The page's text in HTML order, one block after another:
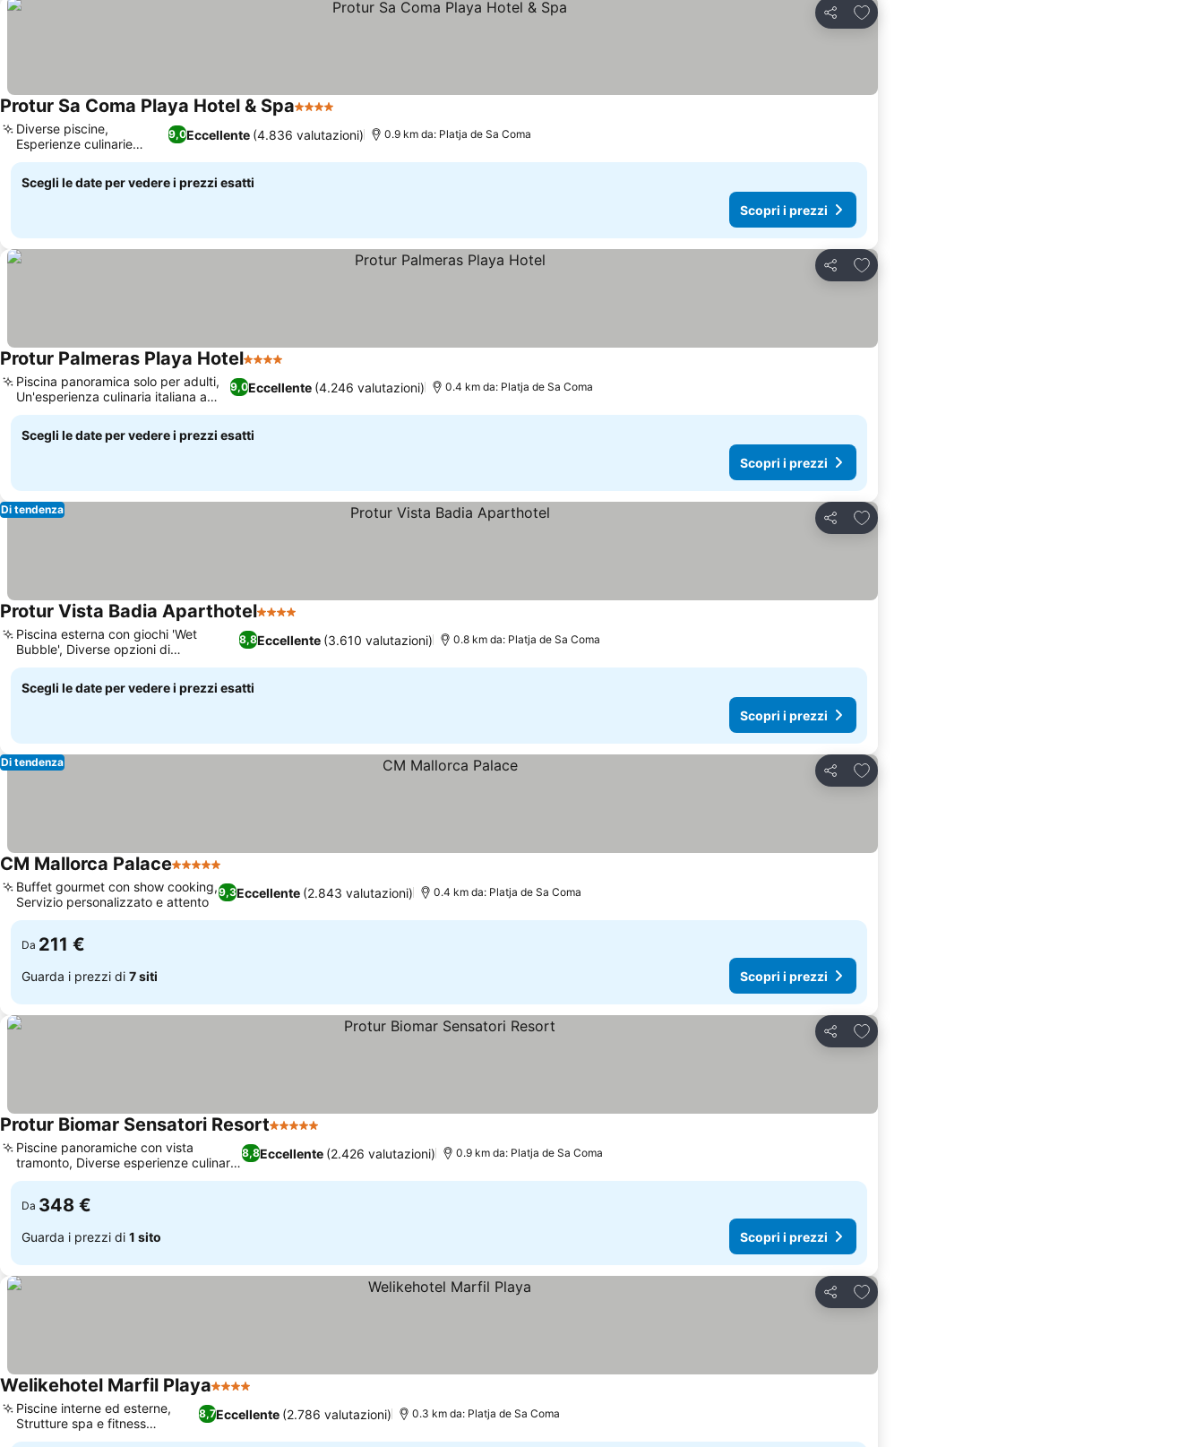
Condividi
Aggiungi ai preferiti
Protur Sa Coma Playa Hotel & Spa4 Stelle
9,0Eccellente (4.836 valutazioni)
Diverse piscine,
Esperienze culinarie
variegate
0.9 km da: Platja de Sa Coma
Scegli le date per vedere i prezzi esatti
Scopri i prezzi
Condividi
Aggiungi ai preferiti
Protur Palmeras Playa Hotel4 Stelle
9,0Eccellente (4.246 valutazioni)
Piscina panoramica solo per adulti,
Un'esperienza culinaria italiana a
tema
0.4 km da: Platja de Sa Coma
Scegli le date per vedere i prezzi esatti
Scopri i prezzi
Condividi
Aggiungi ai preferiti
Di tendenza
Protur Vista Badia Aparthotel4 Stelle
8,8Eccellente (3.610 valutazioni)
Piscina esterna con giochi 'Wet
Bubble', Diverse opzioni di
ristorazione a tema
0.8 km da: Platja de Sa Coma
Scegli le date per vedere i prezzi esatti
Scopri i prezzi
Condividi
Aggiungi ai preferiti
Di tendenza
CM Mallorca Palace5 Stelle
9,3Eccellente (2.843 valutazioni)
Buffet gourmet con show cooking,
Servizio personalizzato e attento
0.4 km da: Platja de Sa Coma
Da 211 €
Guarda i prezzi di 7 siti Scopri i prezzi
Condividi
Aggiungi ai preferiti
Protur Biomar Sensatori Resort5 Stelle
8,8Eccellente (2.426 valutazioni)
Piscine panoramiche con vista
tramonto, Diverse esperienze culinarie
à la carte
0.9 km da: Platja de Sa Coma
Da 348 €
Guarda i prezzi di 1 sito Scopri i prezzi
Condividi
Aggiungi ai preferiti
Welikehotel Marfil Playa4 Stelle
8,7Eccellente (2.786 valutazioni)
Piscine interne ed esterne,
Strutture spa e fitness
rilassanti
0.3 km da: Platja de Sa Coma